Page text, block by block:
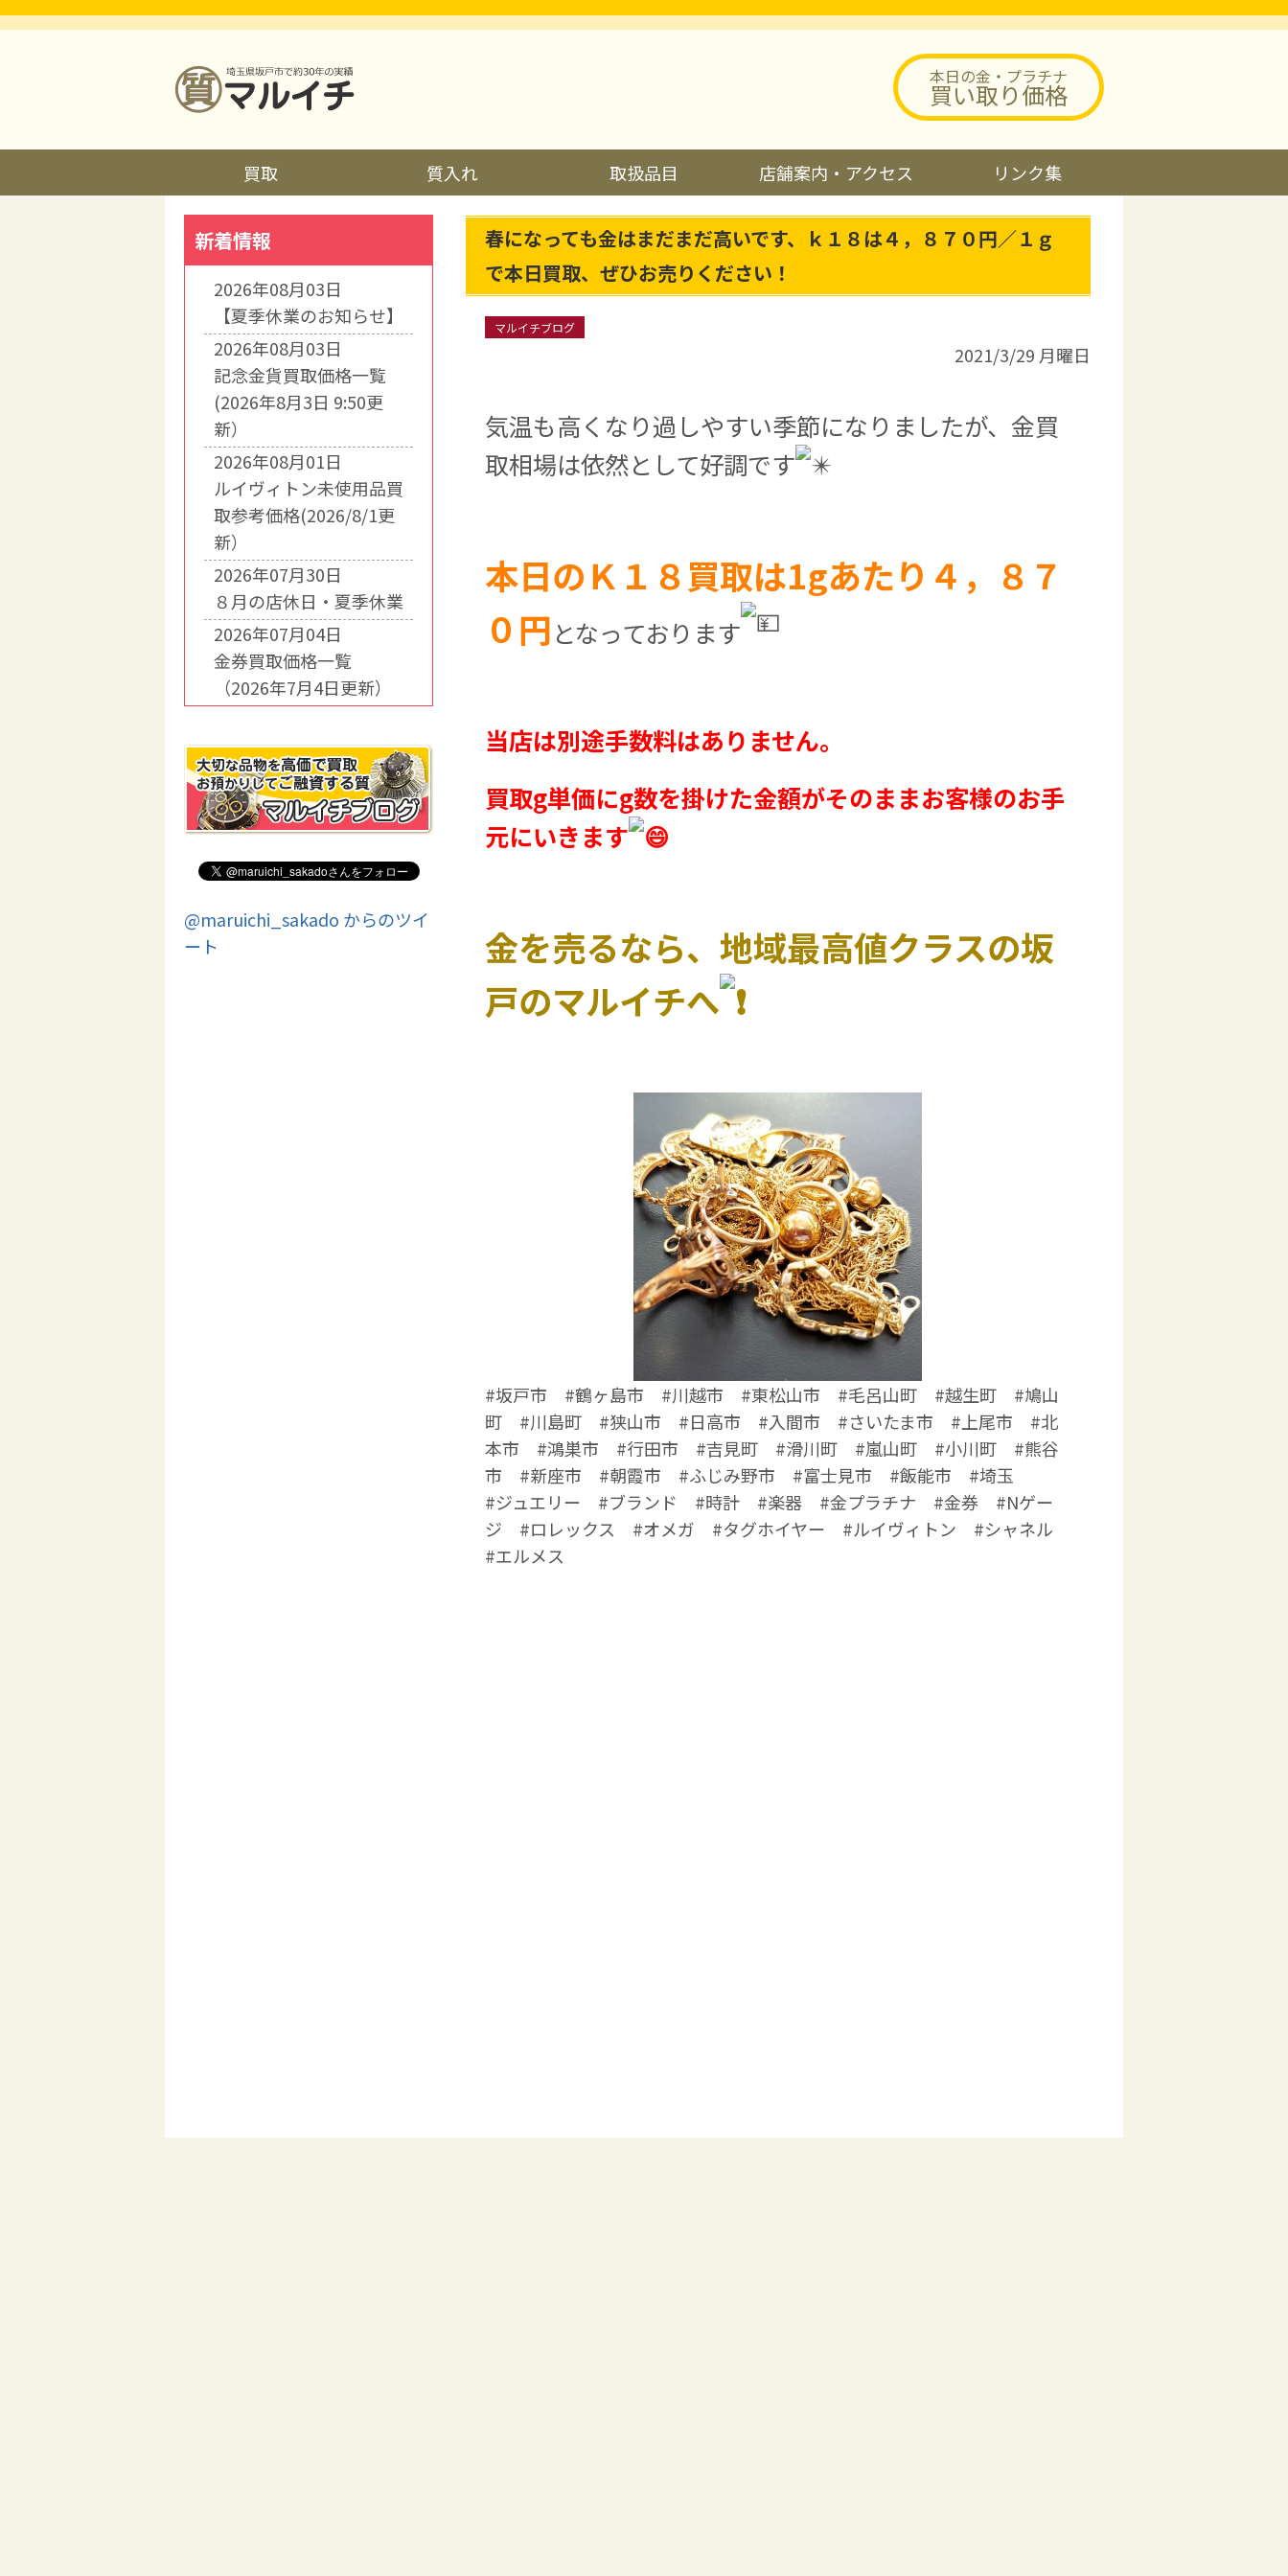
本日の金・プラチナ
買い取り価格
買取 質入れ 取扱品目 店舗案内・アクセス リンク集
春になっても金はまだまだ高いです、ｋ１８は４，８７０円／１ｇ
で本日買取、ぜひお売りください！
マルイチブログ
2021/3/29 月曜日
気温も高くなり過しやすい季節になりましたが、金買
取相場は依然として好調です
本日のＫ１８買取は1gあたり４，８７
０円となっております
当店は別途手数料はありません。
買取g単価にg数を掛けた金額がそのままお客様のお手
元にいきます
金を売るなら、地域最高値クラスの坂
戸のマルイチへ
#坂戸市 #鶴ヶ島市 #川越市 #東松山市 #毛呂山町 #越生町 #鳩山
町 #川島町 #狭山市 #日高市 #入間市 #さいたま市 #上尾市 #北
本市 #鴻巣市 #行田市 #吉見町 #滑川町 #嵐山町 #小川町 #熊谷
市 #新座市 #朝霞市 #ふじみ野市 #富士見市 #飯能市 #埼玉
#ジュエリー #ブランド #時計 #楽器 #金プラチナ #金券 #Nゲー
ジ #ロレックス #オメガ #タグホイヤー #ルイヴィトン #シャネル
#エルメス
新着情報
2026年08月03日
【夏季休業のお知らせ】
2026年08月03日
記念金貨買取価格一覧
(2026年8月3日 9:50更
新）
2026年08月01日
ルイヴィトン未使用品買
取参考価格(2026/8/1更
新）
2026年07月30日
８月の店休日・夏季休業
2026年07月04日
金券買取価格一覧
（2026年7月4日更新）
@maruichi_sakado からのツイ
ート